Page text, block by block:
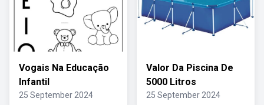
Vogais Na Educação
Infantil
25 September 2024
Valor Da Piscina De
5000 Litros
25 September 2024